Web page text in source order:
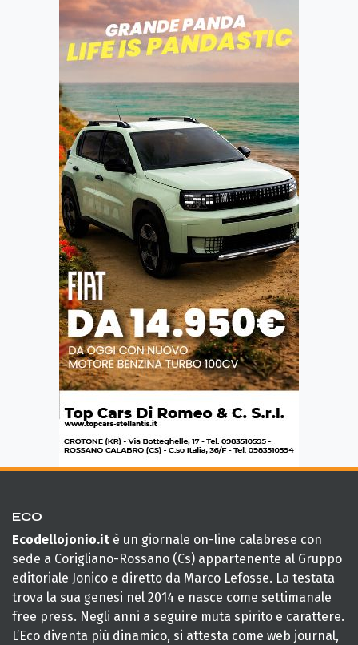
ECO
Ecodellojonio.it è un giornale on-line calabrese con
sede a Corigliano-Rossano (Cs) appartenente al Gruppo
editoriale Jonico e diretto da Marco Lefosse. La testata
trova la sua genesi nel 2014 e nasce come settimanale
free press. Negli anni a seguire muta spirito e carattere.
L’Eco diventa più dinamico, si attesta come web journal,